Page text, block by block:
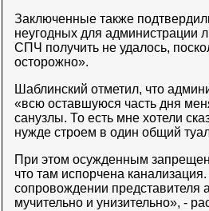
Заключенные также
неугодных для
СПЧ получить не удалось,
осторожно».
Шаблинский отметил, что
«всю оставшуюся часть дня
санузлы. То есть мне хотели
нужде строем в один общий
При этом осужденным
что там испорчена
сопровождении представителя
мучительно и унизительно», -